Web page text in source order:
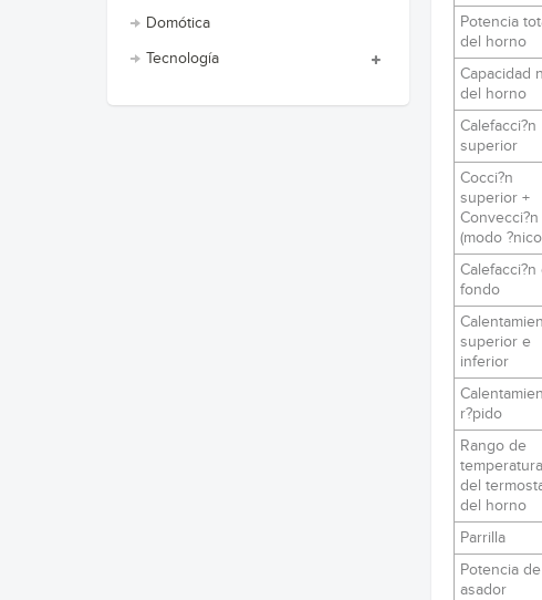
Domótica
Tecnología
Potencia
del horno
Capacidad
del horno
Calefacci?n
superior
Cocci?n
superior +
Convecci?n
(modo
Calefacci?n
fondo
superior e
inferior
r?pido
Rango de
del
del horno
Parrilla
Potencia de
asador